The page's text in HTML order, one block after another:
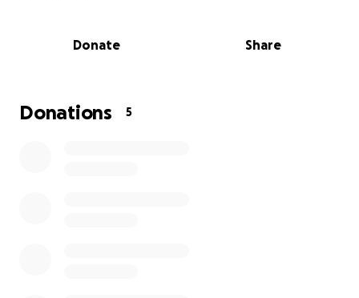
normal, en el año 2021 viaje a Bogotá por la situación
Maracaibo, hice terapia y comencé las consultas,
Donate Share
Donations 5